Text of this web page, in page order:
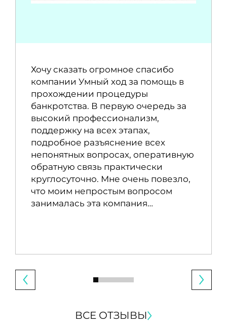
Хочу сказать огромное спасибо
компании Умный ход за помощь в
прохождении процедуры
банкротства. В первую очередь за
высокий профессионализм,
поддержку на всех этапах,
подробное разъяснение всех
непонятных вопросах, оперативную
обратную связь практически
круглосуточно. Мне очень повезло,
что моим непростым вопросом
занималась эта компания…
ВСЕ ОТЗЫВЫ